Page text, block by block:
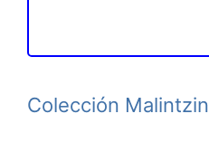
Colección Malintzin